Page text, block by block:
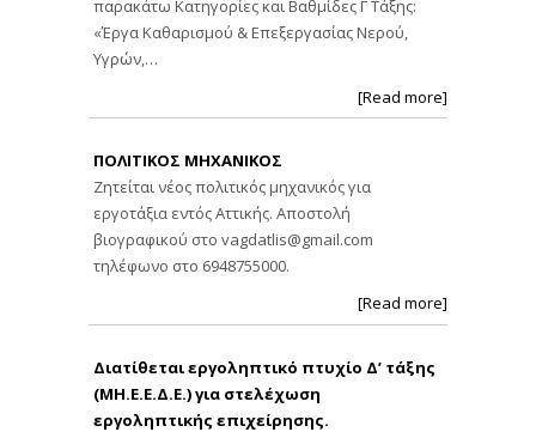
παρακάτω Κατηγορίες και Βαθμίδες Γ Τάξης:
«Έργα Καθαρισμού & Επεξεργασίας Νερού,
Υγρών,…
[Read more]
ΠΟΛΙΤΙΚΟΣ ΜΗΧΑΝΙΚΟΣ
Ζητείται νέος πολιτικός μηχανικός για
εργοτάξια εντός Αττικής. Αποστολή
βιογραφικού στο vagdatlis@gmail.com
τηλέφωνο στο 6948755000.
[Read more]
Διατίθεται εργοληπτικό πτυχίο Δ’ τάξης
(ΜΗ.Ε.Ε.Δ.Ε.) για στελέχωση
εργοληπτικής επιχείρησης.